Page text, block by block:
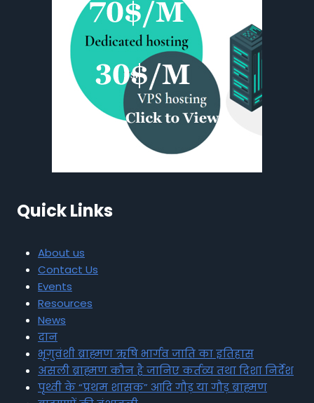
Quick Links
About us
Contact Us
Events
Resources
News
दान
भृगुवंशी ब्राह्मण ऋषि भार्गव जाति का इतिहास
असली ब्राह्मण कौन है जानिए कर्तव्य तथा दिशा निर्देश
पृथ्वी के “प्रथम शासक” आदि गौड़ या गौड़ ब्राह्मण